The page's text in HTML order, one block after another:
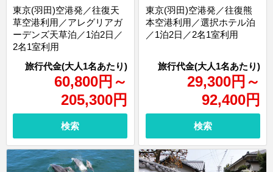
60,800円 ～
205,300円
東京(羽田)空港発／往復天
草空港利用／アレグリアガ
ーデンズ天草泊／1泊2日／
2名1室利用
検索
29,300円 ～
92,400円
東京(羽田)空港発／往復熊
本空港利用／選択ホテル泊
／1泊2日／2名1室利用
検索